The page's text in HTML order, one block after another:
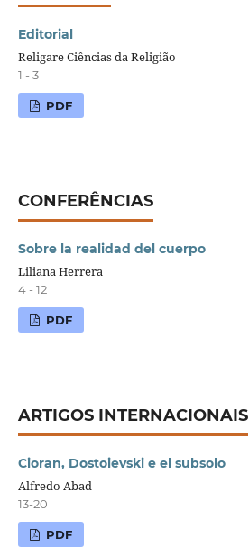
Editorial
Religare Ciências da Religião
1 - 3
PDF
CONFERÊNCIAS
Sobre la realidad del cuerpo
Liliana Herrera
4 - 12
PDF
ARTIGOS INTERNACIONAIS
Cioran, Dostoievski e el subsolo
Alfredo Abad
13-20
PDF